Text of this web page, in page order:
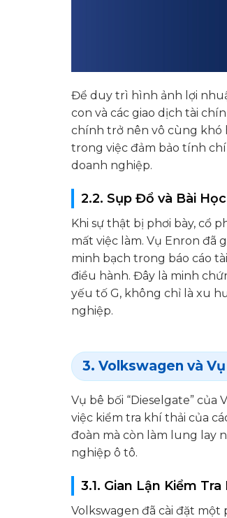
Để duy trì hình ảnh lợi
con và các giao dịch tài
chính trở nên vô cùng khó
trong việc đảm bảo tính
doanh nghiệp.
2.2. Sụp Đổ và Bài
Khi sự thật bị phơi bày, cổ
mất việc làm. Vụ Enron đã
minh bạch trong báo cáo
điều hành. Đây là minh
yếu tố G, không chỉ là xu
nghiệp.
3. Volkswagen và
Vụ bê bối “Dieselgate” của
việc kiểm tra khí thải của
đoàn mà còn làm lung lay
nghiệp ô tô.
3.1. Gian Lận Kiểm
Volkswagen đã cài đặt